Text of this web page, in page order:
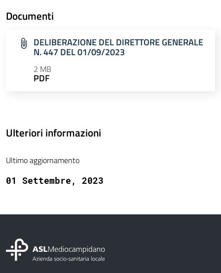
Documenti
DELIBERAZIONE DEL DIRETTORE GENERALE
N. 447 DEL 01/09/2023
2 MB
PDF
Ulteriori informazioni
Ultimo aggiornamento
01 Settembre, 2023